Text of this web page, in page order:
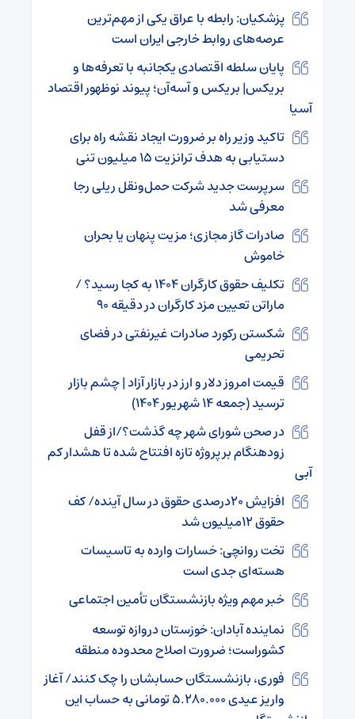
پزشکیان: رابطه با عراق یکی از مهم‌ترین
عرصه‌های روابط خارجی ایران است
پایان سلطه اقتصادی یکجانبه‌ با تعرفه‌ها و
بریکس| بریکس و آسه‌آن؛ پیوند نوظهور اقتصاد
آسیا
تاکید وزیر راه بر ضرورت ایجاد نقشه راه برای
دستیابی به هدف ترانزیت ۱۵ میلیون تنی
سرپرست جدید شرکت حمل‌ونقل ریلی رجا
معرفی شد
صادرات گاز مجازی؛ مزیت پنهان یا بحران
خاموش
تکلیف حقوق کارگران ۱۴۰۴ به کجا رسید؟ /
ماراتن تعیین مزد کارگران در دقیقه ۹۰
شکستن رکورد صادرات غیرنفتی در فضای
تحریمی
قیمت امروز دلار و ارز در بازار آزاد | چشم بازار
ترسید (جمعه ۱۴ شهریور ۱۴۰۴)
در صحن شورای شهر چه گذشت؟/از قفل
زودهنگام بر پروژه تازه افتتاح شده تا هشدار کم
آبی
افزایش ۲۰درصدی حقوق در سال آینده/ کف
حقوق ۱۲میلیون شد
تخت روانچی: خسارات وارده به تاسیسات
هسته‌ای جدی است
خبر مهم ویژه بازنشستگان تأمین اجتماعی
نماینده آبادان: خوزستان دروازه توسعه
کشوراست؛ ضرورت اصلاح محدوده منطقه
فوری، بازنشستگان حسابشان را چک کنند/ آغاز
واریز عیدی ۵.۲۸۰.۰۰۰ تومانی به حساب این